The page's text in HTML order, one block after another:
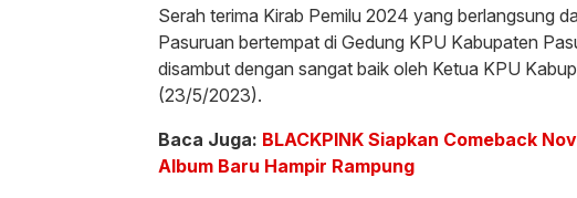
Serah terima Kirab Pemilu 2024 yang berlangsung
Pasuruan bertempat di Gedung KPU Kabupaten
disambut dengan sangat baik oleh Ketua KPU
(23/5/2023).
Baca Juga: BLACKPINK Siapkan Comeback
Album Baru Hampir Rampung